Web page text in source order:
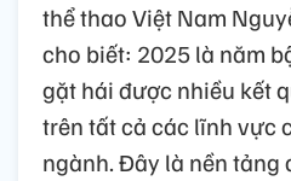
thể thao Việt Nam
cho biết: 2025 là năm
gặt hái được nhiều kết
trên tất cả các lĩnh vực
ngành. Đây là nền tảng